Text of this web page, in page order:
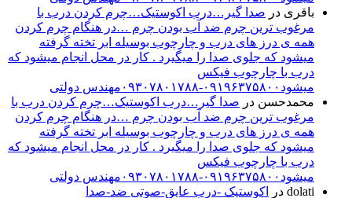
باقری در صدا گیر…درب اکوستیک…چرم کردن درب با
مرغوب ترین چرم ضد آب بودن چرم …در هنگام چرم کردن
همه ی درز های درب و چارچوب بوسیله ابر تخته گرفته
میشود که جلوی صدا را میگیرد . کار در محل انجام میشود که
درب با چارچوب فیکس
میشود۰۹۱۹۶۳۷۵۸۰۰-۰۹۳۰۷۸۰۱۷۸۸مهندس دولتی
محمدحسن در صدا گیر…درب اکوستیک…چرم کردن درب با
مرغوب ترین چرم ضد آب بودن چرم …در هنگام چرم کردن
همه ی درز های درب و چارچوب بوسیله ابر تخته گرفته
میشود که جلوی صدا را میگیرد . کار در محل انجام میشود که
درب با چارچوب فیکس
میشود۰۹۱۹۶۳۷۵۸۰۰-۰۹۳۰۷۸۰۱۷۸۸مهندس دولتی
dolati در اکوستیک -درب عایق-صوتی ضد-صدا